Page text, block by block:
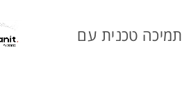
טכנית עם